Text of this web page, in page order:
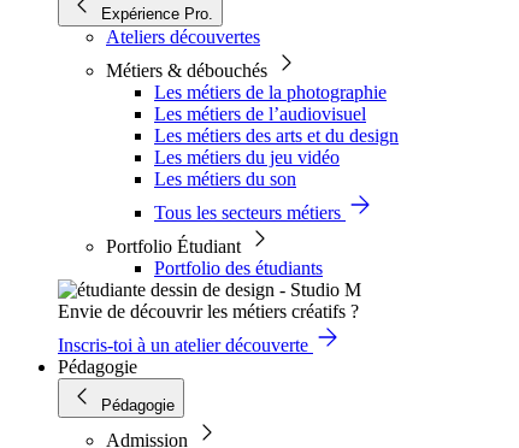
Expérience Pro.
Ateliers découvertes
Métiers & débouchés
Les métiers de la photographie
Les métiers de l’audiovisuel
Les métiers des arts et du design
Les métiers du jeu vidéo
Les métiers du son
Tous les secteurs métiers
Portfolio Étudiant
Portfolio des étudiants
Envie de découvrir les métiers créatifs ?
Inscris-toi à un atelier découverte
Pédagogie
Pédagogie
Admission